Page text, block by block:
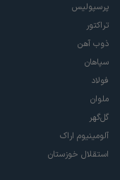
پرسپولیس
تراکتور
ذوب آهن
سپاهان
فولاد
ملوان
گل‌گهر
آلومینیوم اراک
استقلال خوزستان